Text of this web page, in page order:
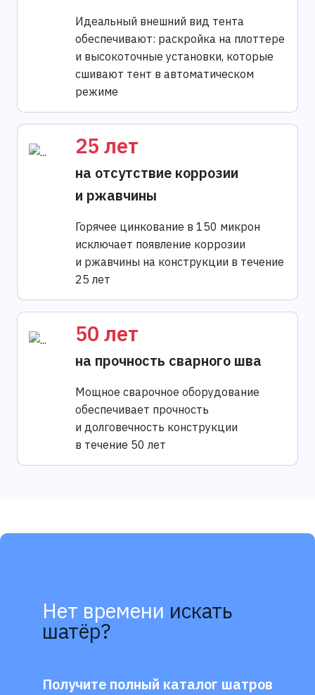
Идеальный внешний вид тента
обеспечивают: раскройка на плоттере
и высокоточные установки, которые
сшивают тент в автоматическом
режиме
25 лет
на отсутствие коррозии
и ржавчины
Горячее цинкование в 150 микрон
исключает появление коррозии
и ржавчины на конструкции в течение
25 лет
50 лет
на прочность сварного шва
Мощное сварочное оборудование
обеспечивает прочность
и долговечность конструкции
в течение 50 лет
Нет времени искать
шатёр?
Получите полный каталог шатров